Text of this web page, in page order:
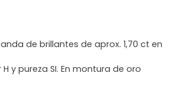
de brillantes de aprox. 1,70 ct en
y pureza SI. En montura de oro